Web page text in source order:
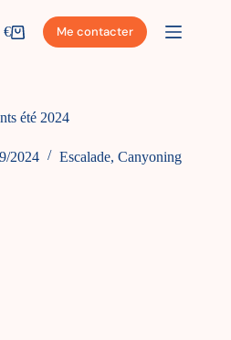
€ Me contacter
été 2024
2024 Escalade,Canyoning